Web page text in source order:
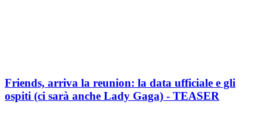
Friends, arriva la reunion: la data ufficiale e gli
ospiti (ci sarà anche Lady Gaga) - TEASER